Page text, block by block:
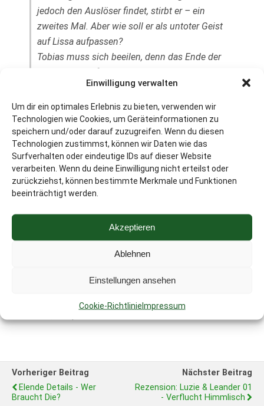
Einwilligung verwalten
Um dir ein optimales Erlebnis zu bieten, verwenden wir
Technologien wie Cookies, um Geräteinformationen zu
speichern und/oder darauf zuzugreifen. Wenn du diesen
Technologien zustimmst, können wir Daten wie das
Surfverhalten oder eindeutige IDs auf dieser Website
verarbeiten. Wenn du deine Einwilligung nicht erteilst oder
zurückziehst, können bestimmte Merkmale und Funktionen
beeinträchtigt werden.
Akzeptieren
Ablehnen
Einstellungen ansehen
Cookie-RichtlinieImpressum
jedoch den Auslöser findet, stirbt er – ein
zweites Mal. Aber wie soll er als untoter Geist
auf Lissa aufpassen?
Tobias muss sich beeilen, denn das Ende der
Welt wartet auf niemanden …
es noch nicht beendet war, als es vom Wölfchen Verlag
angenommen wurde. Dies ist etwas Besonderes für mich,
eine völlig neue Situation sozusagen. Und da man Neues
genießen sollte – schließlich ist es dies nur ein Mal! –
möchte ich euch an diesem Erlebnis teilhaben lassen.
Über diesen Blog und auch über eine
Ihr könnt also, wenn ihr wollt, live miterleben, wie ich mich
durch Recherche quäle, an Kapiteln schraube und meine
geliebten Umfragen starte.
Begleitet mich doch bei diesem Abenteuer, aber ich sollte
euch warnen. Beim anstehenden Weltuntergang lohnt es
Vorheriger Beitrag
Elende Details - Wer
Braucht Die?
Nächster Beitrag
Rezension: Luzie & Leander 01
- Verflucht Himmlisch